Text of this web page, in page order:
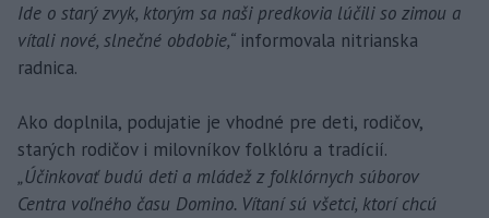
Ide o starý zvyk, ktorým sa naši predkovia lúčili so zimou a
vítali nové, slnečné obdobie,“ informovala nitrianska
radnica.
Ako doplnila, podujatie je vhodné pre deti, rodičov,
starých rodičov i milovníkov folklóru a tradícií.
„Účinkovať budú deti a mládež z folklórnych súborov
Centra voľného času Domino. Vítaní sú všetci, ktorí chcú